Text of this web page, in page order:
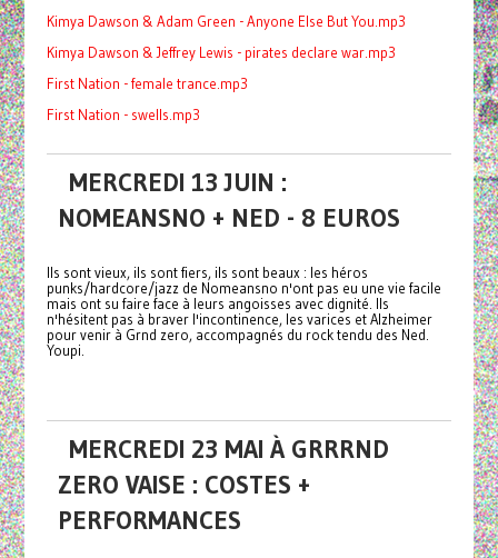
Kimya Dawson & Adam Green - Anyone Else But You.mp3
Kimya Dawson & Jeffrey Lewis - pirates declare war.mp3
First Nation - female trance.mp3
First Nation - swells.mp3
MERCREDI 13 JUIN :
NOMEANSNO + NED - 8 EUROS
Ils sont vieux, ils sont fiers, ils sont beaux : les héros
punks/hardcore/jazz de Nomeansno n'ont pas eu une vie facile
mais ont su faire face à leurs angoisses avec dignité. Ils
n'hésitent pas à braver l'incontinence, les varices et Alzheimer
pour venir à Grnd zero, accompagnés du rock tendu des Ned.
Youpi.
MERCREDI 23 MAI À GRRRND
ZERO VAISE : COSTES +
PERFORMANCES